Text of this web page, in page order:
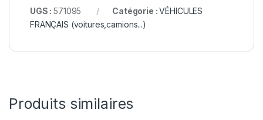
UGS :571095 Catégorie :VÉHICULES
FRANÇAIS (voitures,camions...)
Produits similaires